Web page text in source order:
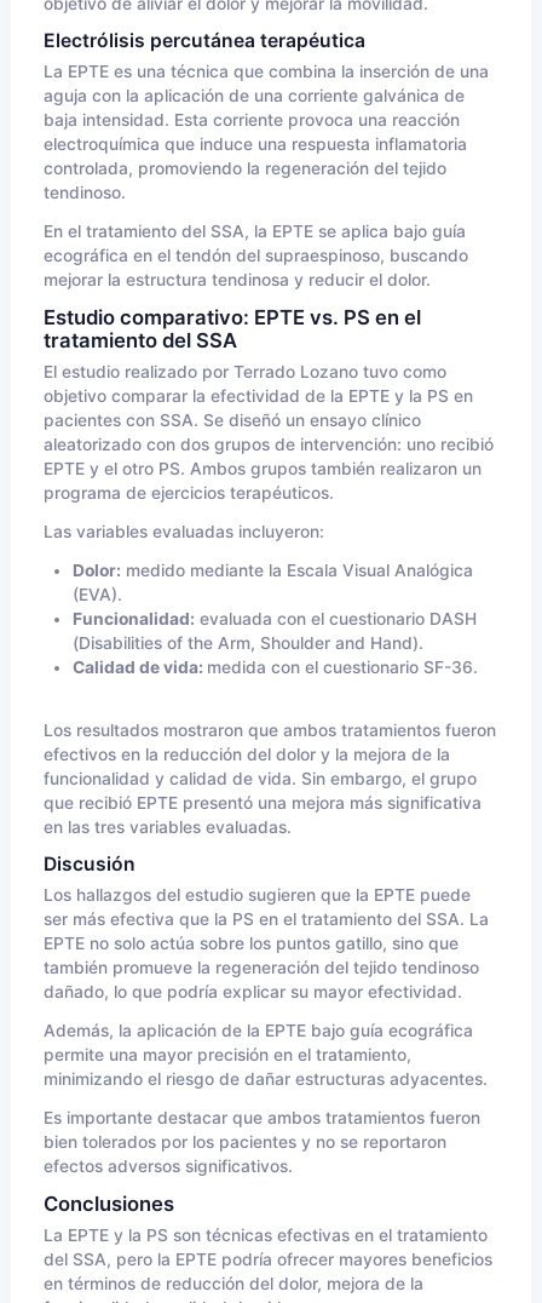
Electrólisis percutánea terapéutica
La EPTE es una técnica que combina la inserción de una
aguja con la aplicación de una corriente galvánica de
baja intensidad. Esta corriente provoca una reacción
electroquímica que induce una respuesta inflamatoria
controlada, promoviendo la regeneración del tejido
tendinoso.
En el tratamiento del SSA, la EPTE se aplica bajo guía
ecográfica en el tendón del supraespinoso, buscando
mejorar la estructura tendinosa y reducir el dolor.
Estudio comparativo: EPTE vs. PS en el
tratamiento del SSA
El estudio realizado por Terrado Lozano tuvo como
objetivo comparar la efectividad de la EPTE y la PS en
pacientes con SSA. Se diseñó un ensayo clínico
aleatorizado con dos grupos de intervención: uno recibió
EPTE y el otro PS. Ambos grupos también realizaron un
programa de ejercicios terapéuticos.
Las variables evaluadas incluyeron:
Dolor: medido mediante la Escala Visual Analógica
(EVA).
Funcionalidad: evaluada con el cuestionario DASH
(Disabilities of the Arm, Shoulder and Hand).
Calidad de vida: medida con el cuestionario SF-36.
Los resultados mostraron que ambos tratamientos fueron
efectivos en la reducción del dolor y la mejora de la
funcionalidad y calidad de vida. Sin embargo, el grupo
que recibió EPTE presentó una mejora más significativa
en las tres variables evaluadas.
Discusión
Los hallazgos del estudio sugieren que la EPTE puede
ser más efectiva que la PS en el tratamiento del SSA. La
EPTE no solo actúa sobre los puntos gatillo, sino que
también promueve la regeneración del tejido tendinoso
dañado, lo que podría explicar su mayor efectividad.
Además, la aplicación de la EPTE bajo guía ecográfica
permite una mayor precisión en el tratamiento,
minimizando el riesgo de dañar estructuras adyacentes.
Es importante destacar que ambos tratamientos fueron
bien tolerados por los pacientes y no se reportaron
efectos adversos significativos.
Conclusiones
La EPTE y la PS son técnicas efectivas en el tratamiento
del SSA, pero la EPTE podría ofrecer mayores beneficios
en términos de reducción del dolor, mejora de la